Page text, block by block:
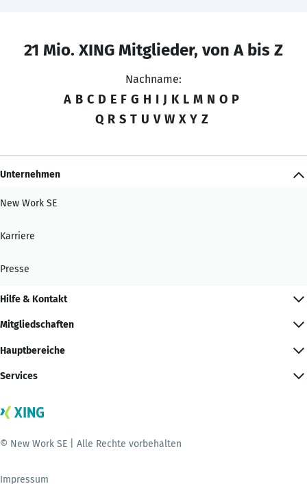
21 Mio. XING Mitglieder, von A bis Z
Nachname:
A B C D E F G H I J K L M N O P
Q R S T U V W X Y Z
Unternehmen
New Work SE
Karriere
Presse
Hilfe & Kontakt
Mitgliedschaften
Hauptbereiche
Services
© New Work SE | Alle Rechte vorbehalten
Impressum